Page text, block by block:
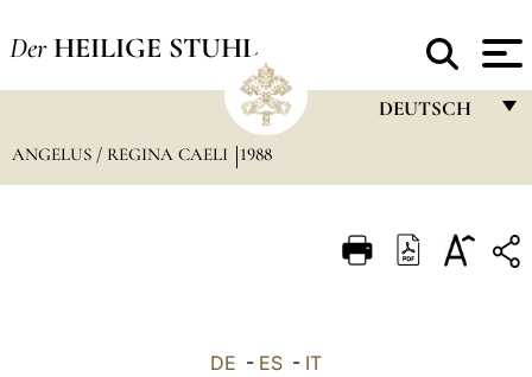
Der HEILIGE STUHL
DEUTSCH
ITALIANO
ANGELUS / REGINA CAELI 1988
DE - ES - IT